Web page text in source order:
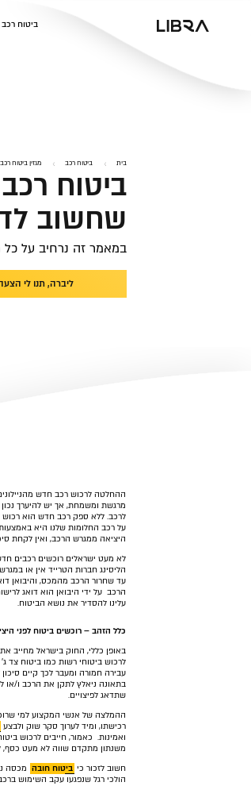
ביטוח רכב
בית ביטוח רכב מגזין ביטוח רכב
ביטוח
שחשוב
במאמר זה נרחיב על
ליברה, תנו לי
מרגשת ומשמחת, אך יש להיערך
לרכב. ללא ספק רכב חדש הוא רכוש
על רכב החלומות שלנו היא
היציאה ממגרש הרכב, ואין לקחת
לא מעט ישראלים רוכשים רכבים
הליסינג חברות הטרייד אין או
עד שחרור הרכב מהמכס, והיבואן
הרכב על ידי היבואן הוא דואג
עלינו להסדיר את נושא הביטוח.
כלל הזהב – רוכשים ביטוח לפני
באופן כללי, החוק בישראל מחייב
לרכוש ביטוחי רשות כמו ביטוח צד
עבירה חמורה ומעבר לכך קיים
בתאונה ניאלץ לתקן את הרכב ו/או
שתדאג לפיצויים.
ההמלצה של אנשי המקצוע למי
רכישתו, ומיד לערוך סקר שוק ולבצע
ואמינות. כאמור, חייבים לרכוש
משנתון מתקדם שווה לא מעט כסף,
חשוב לזכור כי ביטוח חובה מכסה
הולכי רגל שנפגעו עקב השימוש